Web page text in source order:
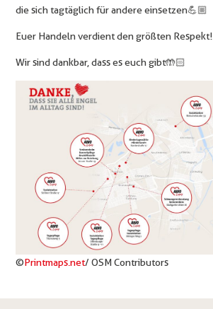
die sich tagtäglich für andere einsetzen 💪🏼
Euer Handeln verdient den größten Respekt!
Wir sind dankbar, dass es euch gibt 🤲🏻
©Printmaps.net/ OSM Contributors